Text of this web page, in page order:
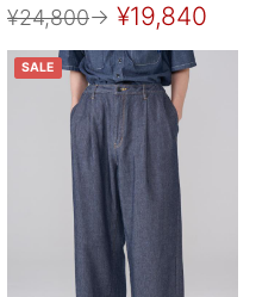
¥24,800→ ¥19,840
SALE